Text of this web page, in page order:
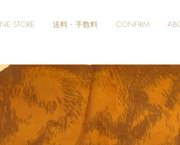
STORE 送料・手数料 CONFIRM